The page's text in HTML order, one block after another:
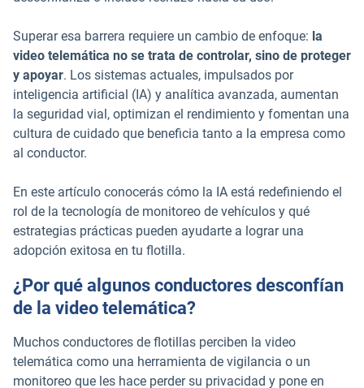
Superar esa barrera requiere un cambio de enfoque: la
video telemática no se trata de controlar, sino de proteger
y apoyar. Los sistemas actuales, impulsados por
inteligencia artificial (IA) y analítica avanzada, aumentan
la seguridad vial, optimizan el rendimiento y fomentan una
cultura de cuidado que beneficia tanto a la empresa como
al conductor.
En este artículo conocerás cómo la IA está redefiniendo el
rol de la tecnología de monitoreo de vehículos y qué
estrategias prácticas pueden ayudarte a lograr una
adopción exitosa en tu flotilla.
¿Por qué algunos conductores desconfían
de la video telemática?
Muchos conductores de flotillas perciben la video
telemática como una herramienta de vigilancia o un
monitoreo que les hace perder su privacidad y pone en